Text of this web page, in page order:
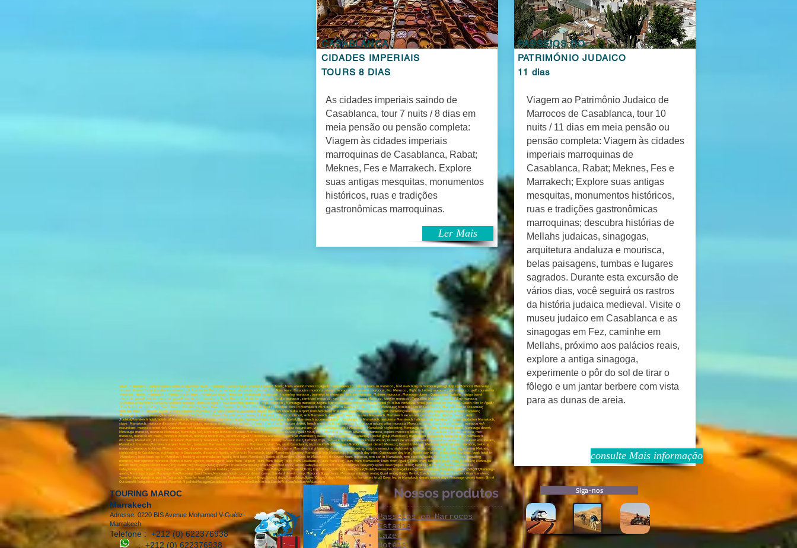
CASABLANCA
CIDADES IMPERIAIS
TOURS 8 DIAS
As cidades imperiais saindo de
Casablanca, tour 7 nuits / 8 dias em
meia pensão ou pensão completa:
Viagem às cidades imperiais
marroquinas de Casablanca, Rabat;
Meknes, Fes e Marrakech. Explore
suas antigas mesquitas, monumentos
históricos, ruas e tradições
gastronômicas marroquinas.
Ler Mais
PASSEIOS DO
PATRIMÓNIO JUDAICO
11 dias
Viagem ao Patrimônio Judaico de
Marrocos de Casablanca, tour 10
nuits / 11 dias em meia pensão ou
pensão completa: Viagem às cidades
imperiais marroquinas de
Casablanca, Rabat; Meknes, Fes e
Marrakech; Explore suas antigas
mesquitas, monumentos históricos,
ruas e tradições gastronômicas
marroquinas; descubra histórias de
Mellahs judaicas, sinagogas,
arquitetura andaluza e mourisca,
belas paisagens, tumbas e lugares
sagrados. Durante esta excursão de
vários dias, você seguirá os rastros
da história judaica medieval. Visite o
museu judaico em Casablanca e as
sinagogas em Fez, caminhe em
Mellahs, próximo aos palácios reais,
explore a antiga sinagoga,
experimente o pôr do sol de tirar o
fôlego e um jantar berbere com vista
para as dunas de areia.
consulte Mais informação
Tours in morocco , cultural tours Morocco; adventure tours in morocco ,Sahara tours; Morocco Desert Tours; Tours around morocco ;Agadir Tours morocco , biking tours in morocco , bird watching in morocco ,Paragliding in Morocco; Merzouga
bivouac, Desert Camp; Casablanca morocco , 4x4 rental in Morocco , morocco desert tour ,Desert Trip; Atlas tours; Essaouira morocco , events morocco , excursions morocco , Fez Morocco , flight ticketing morocco , golf morocco , golf courses in
morocco , hotels in morocco , imperial cities tours , incentives tours Morocco , Marrakech incentives , incoming morocco , journeys to morocco , leisure morocco , Meknes morocco , Merzouga dunes , Ouarzazate Kasbahs , outgo travel
morocco , paragliding in morocco , paragliding tours in morocco , Rabat Morocco , Riads in morocco , Saidia morocco , seminars morocco , spa morocco, Tafraout Morocco , tangier morocco , Taroudant Morocco, teambuilding morocco
,Chefchaouen;Tanger;Asilah;Larache;Rabat; Tetouan , thalasso agadir , tour operating morocco , trips morocco , Merzouga morocco; zagora Morocco;Sahara morocco; Coach rental ;Minibus rental;Bus rental ;car rental in morocco ; Coach Hire in Agadir
; Coach Hire in marrakech; Coach Hire in Casablanca; Coach Hire in Tangier ; Minibus Hire in Agadir ; Minibus Hire in Marrakech; Minibus Hire in Dakhla; Minibus Hire in Merzouga; Minibus Hire in Casablanca; Minibus Hire in Essaouira;
Minibus Hire in Tafraout; Agadir Airport transfers ;Marrakech airport transfers;Casablanca airport transfers;Errachidia airport transfers;Tangier airport transfers;Essaouira airport transfers;Ouarzazate airport transfers;Fez airport transfers;
Merzouga airport transfers;Marrakech Excursions ;Day trips; Desert Tours;Morocco travel, 4x4 Morocco, Morocco circuit, 4x4 Marrakech, 4x4 agadir, 4x4 excursion Marrakech, Marrakech excursion, ourika valley, Agafay desert ; Asni
;Toubkal;Marrakech hotel, hotels of Marrakech, Marrakech hotels, Marrakech Riads, Marrakech riad, Marrakech hostel, Marrakech accommodation , restaurant in Marrakech, residence Marrakech, habitaccion Marrakech, accommodation Marrakech,
stays Marrakech, morocco discovery, Moroccan tours, morocco trips, trips to morocco, desert morocco, Moroccan desert, beach morocco, Moroccan beach, morocco nature, atlas morocco, Moroccan atlas, morocco excursions, morocco 4x4
excursions, morocco rental 4x4, Ouarzazate 4x4, ouarzazate voyages, travel Ouarzazate, desert Ouarzazate, zagora excursions, visit Ouarzazate, visit Marrakech, Marrakech sightseeing, Merzouga excursions, Merzouga dunes, Merzouga desert,
Merzouga morocco, morocco Merzouga, Merzouga 4x4, Merzouga bivouac, bivouac Marrakech, bivouac Ouarzazate, Agadir visit, visit Marrakech, desert adventure morocco, explore morocco, biking in morocco, bike tours in morocco, mtb
morocco, morocco off roads, morocco incentive, morocco incentives, incentive Agadir, incentive Marrakech, seminar Marrakech, week Agadir, seminar Casablanca, special group Marrakech, motivation Marrakech, team building Marrakech,
discovery Marrakech, discovery Taroudant, Marrakech, Taroudant, discovery Ouarzazate, discovery desert, Tafraout visit, Tafraout trips, Tafraout bivouac, Essaouira excursion, Ouzoud excursion, Ouzoud waterfall excursions, Taroudant excursions,
Marrakech transfers;Marrakech airport transfer , transport Marrakech, monuments in Marrakech, visit fes, visit Casablanca, trips south Morocco, trail Morocco, safari desert Morocco, Desert trekking Morocco, trekking atlas Morocco, trekking
morocco, morocco trekking, Morocco Journey, discover morocco, travel to morocco, 4x4 landcruiser Agadir cruise, Marrakech sightseeing, essaouira sightseeing, stay in essoauira, sightseeing in Rabat, sightseeing in fez, sightseeing Meknes,
sightseeing in Casablanca, sightseeing in Ouarzazate, discovery Agadir, 4x4 circuit Marrakech, tours Marrakech, journey Marrakech, trip Marrakech, Marrakech day trips, Ouarzazate day trip , Agadir day trips , Marrakech day trips, book hotel in
Marrakech, hotel bookings in Marrakech, booking accommodation Agadir, find hotel Marrakech, hotels of Marrakech, tours in Marrakech, discovery tours morocco, rent car in Marrakech, rent cars in Agadir, Moroccan tours, tour operating
morocco, tour operator morocco, Morocco travel agency, travel agent; Tours from Tangier; Tours from Rabat; Tours from Casablanca; Tours from Fez; Tours from Marrakech; Tours from Agadir; Tours from Tafraout; Tours from Essaouira; Merzouga
desert tours; Zagora desert tours; Erg Chebbi; Erg Chegaga;Tata;Ighrem;Ait mansour;Amtoudi;Tafraoute;painted rocks; Ameln valley;Goulmine;Sidi Ifni;Tafnidilt;For boujerif;Legzira Beach;Aglou; Tiznit; Kerdous; Ait hmed; Taghazout;Paradise
valley;Imouzzer; Todra gorges;Dades gorges; Rose valley ;Ait ben Haddou; Telouet kassbah; Fint;Draa Valley;Zagora;Mhamid;Tinfo; Erg Lihoudi;Imilchil;Rissani;Erfoud;Midelt;Meknes;Fez;Ifrane;Volubilis;Chaouen;alhociem;Nador;Oujda;ATV;SSV;VTT;Merzouga
quads; Merzouga buggy; Merzouga 4x4;Merzouga Sand Dunes;Merzouga hotels; Luxury desert camp; Standard desert camp; Morocco Buggy tours; Merzouga minibus rental; Quad rental; Buggy Rental; Coach hire in Morocco; Inter cities transfers;
Transfer from Agadir airport to Taghazout; Transfer from Marrakech to Taghazout;3 days;4 Days:5days;6 days;7days;8days;9days;10days;3 days Marrakech to fez desert trip;3 Days fez to Marrakech desert tours;4 days Merzouga desert tours; Bin el
Ouidane;Ait bouguemez;Ouzoud Waterfall; Al jadida;Mazagan;Casablanca airport;Transfer;Bus;Minibus.Coach;Minivan;Autobus;4x4;Location
TOURING MAROC
Marrakech
Adresse: 0220 BIS Avenue Mohamed V-Guéliz-
Marrakech
Telefone : +212 (0) 622376938
: +212 (0) 622376938
Nossos produtos
Passeios em Marrocos
Estadia
Lazer
Hotéis
Siga-nos